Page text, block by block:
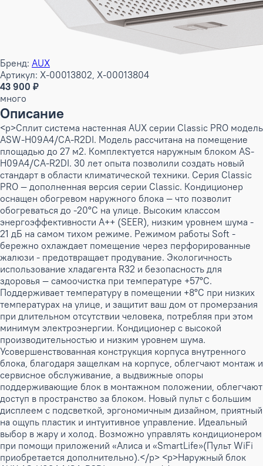
Бренд: AUX
Артикул: X-00013802, X-00013804
43 900 ₽
много
Описание
<p>Сплит система настенная AUX серии Classic PRO модель
ASW-H09A4/CA-R2DI. Модель рассчитана на помещение
площадью до 27 м2. Комплектуется наружным блоком AS-
H09A4/CA-R2DI. 30 лет опыта позволили создать новый
стандарт в области климатической техники. Серия Classic
PRO — дополненная версия серии Classic. Кондиционер
оснащен обогревом наружного блока — что позволит
обогреваться до -20°C на улице. Высоким классом
энергоэффективности А++ (SEER), низким уровнем шума -
21 дБ на самом тихом режиме. Режимом работы Soft -
бережно охлаждает помещение через перфорированные
жалюзи - предотвращает продувание. Экологичность
использование хладагента R32 и безопасность для
здоровья — самоочистка при температуре +57°C.
Поддерживает температуру в помещении +8°C при низких
температурах на улице, и защитит ваш дом от промерзания
при длительном отсутствии человека, потребляя при этом
минимум электроэнергии. Кондиционер с высокой
производительностью и низким уровнем шума.
Усовершенствованная конструкция корпуса внутренного
блока, благодаря защелкам на корпусе, облегчают монтаж и
сервисное обслуживание, а выдвижные опоры
поддерживающие блок в монтажном положении, облегчают
доступ в пространство за блоком. Новый пульт с большим
дисплеем с подсветкой, эргономичным дизайном, приятный
на ощупь пластик и интуитивное управление. Идеальный
выбор в жару и холод. Возможно управлять кондиционером
при помощи приложений «Алиса и «SmartLife»(Пульт WiFi
приобретается дополнительно).</p> <p>Наружный блок